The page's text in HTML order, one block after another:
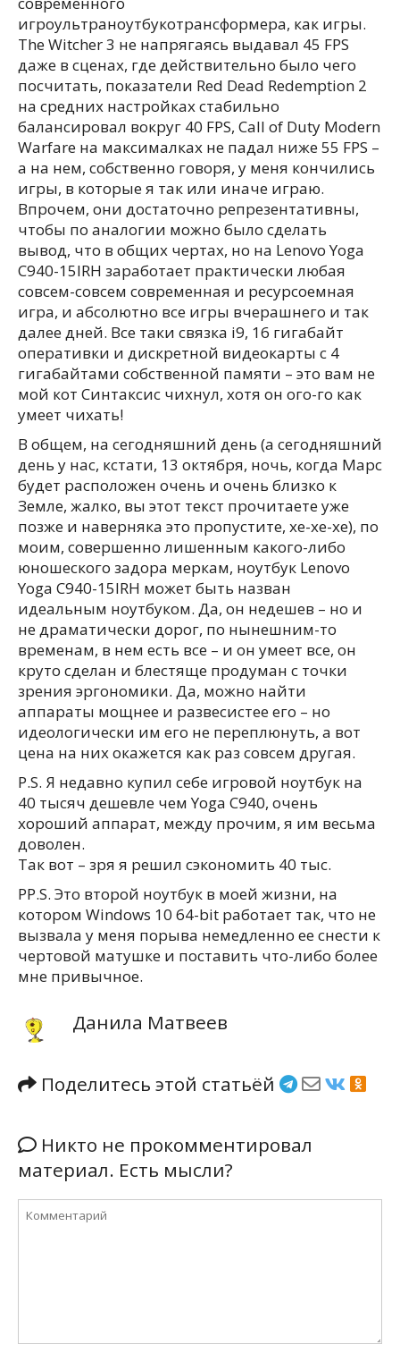
игроультраноутбукотрансформера, как игры.
The Witcher 3 не напрягаясь выдавал 45 FPS
даже в сценах, где действительно было чего
посчитать, показатели Red Dead Redemption 2
на средних настройках стабильно
балансировал вокруг 40 FPS, Call of Duty Modern
Warfare на максималках не падал ниже 55 FPS –
а на нем, собственно говоря, у меня кончились
игры, в которые я так или иначе играю.
Впрочем, они достаточно репрезентативны,
чтобы по аналогии можно было сделать
вывод, что в общих чертах, но на Lenovo Yoga
C940-15IRH заработает практически любая
совсем-совсем современная и ресурсоемная
игра, и абсолютно все игры вчерашнего и так
далее дней. Все таки связка i9, 16 гигабайт
оперативки и дискретной видеокарты с 4
гигабайтами собственной памяти – это вам не
мой кот Синтаксис чихнул, хотя он ого-го как
умеет чихать!
В общем, на сегодняшний день (а сегодняшний
день у нас, кстати, 13 октября, ночь, когда Марс
будет расположен очень и очень близко к
Земле, жалко, вы этот текст прочитаете уже
позже и наверняка это пропустите, хе-хе-хе), по
моим, совершенно лишенным какого-либо
юношеского задора меркам, ноутбук Lenovo
Yoga C940-15IRH может быть назван
идеальным ноутбуком. Да, он недешев – но и
не драматически дорог, по нынешним-то
временам, в нем есть все – и он умеет все, он
круто сделан и блестяще продуман с точки
зрения эргономики. Да, можно найти
аппараты мощнее и развесистее его – но
идеологически им его не переплюнуть, а вот
цена на них окажется как раз совсем другая.
P.S. Я недавно купил себе игровой ноутбук на
40 тысяч дешевле чем Yoga C940, очень
хороший аппарат, между прочим, я им весьма
доволен.
Так вот – зря я решил сэкономить 40 тыс.
PP.S. Это второй ноутбук в моей жизни, на
котором Windows 10 64-bit работает так, что не
вызвала у меня порыва немедленно ее снести к
чертовой матушке и поставить что-либо более
мне привычное.
Данила Матвеев
Поделитесь этой статьёй
Никто не прокомментировал
материал. Есть мысли?